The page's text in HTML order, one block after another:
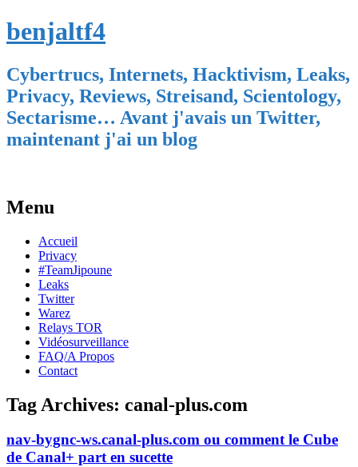
benjaltf4
Cybertrucs, Internets, Hacktivism, Leaks,
Privacy, Reviews, Streisand, Scientology,
Sectarisme… Avant j'avais un Twitter,
maintenant j'ai un blog
Menu
Skip
content
Accueil
Privacy
#TeamJipoune
Leaks
Twitter
Warez
Relays TOR
Vidéosurveillance
FAQ/A Propos
Contact
Tag Archives: canal-plus.com
nav-bygnc-ws.canal-plus.com ou comment le Cube
de Canal+ part en sucette